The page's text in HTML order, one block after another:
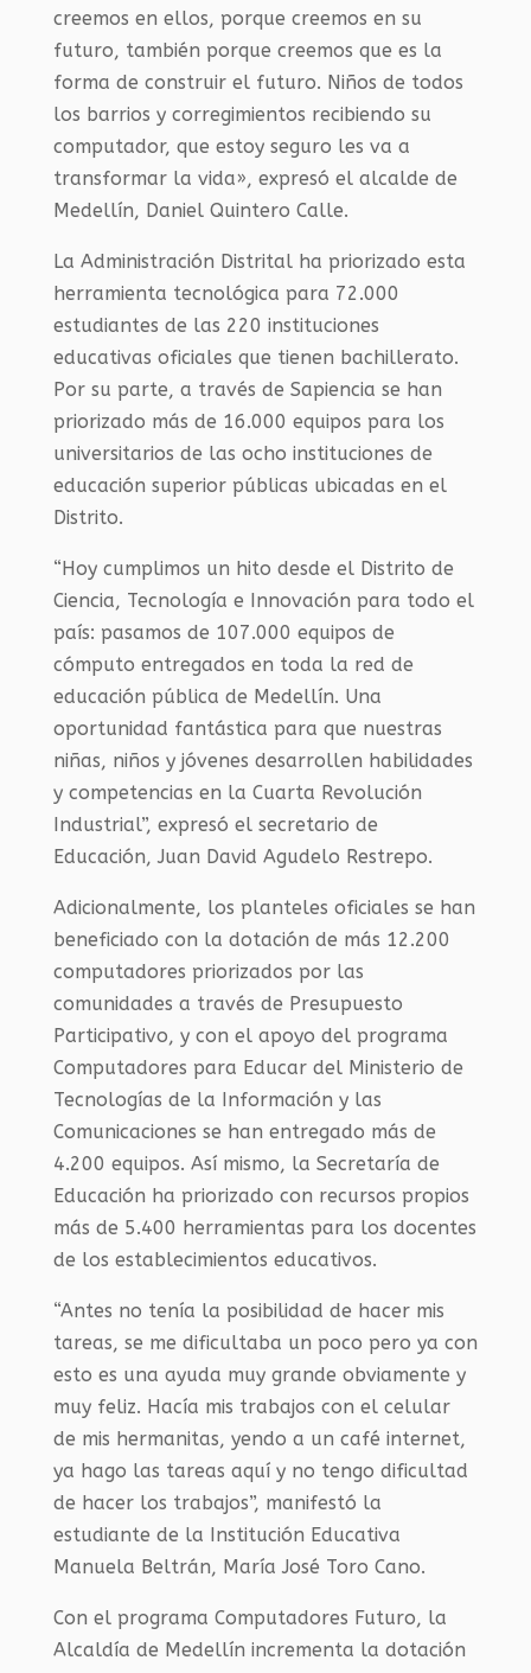
creemos en ellos, porque creemos en su
futuro, también porque creemos que es la
forma de construir el futuro. Niños de todos
los barrios y corregimientos recibiendo su
computador, que estoy seguro les va a
transformar la vida», expresó el alcalde de
Medellín, Daniel Quintero Calle.
La Administración Distrital ha priorizado esta
herramienta tecnológica para 72.000
estudiantes de las 220 instituciones
educativas oficiales que tienen bachillerato.
Por su parte, a través de Sapiencia se han
priorizado más de 16.000 equipos para los
universitarios de las ocho instituciones de
educación superior públicas ubicadas en el
Distrito.
“Hoy cumplimos un hito desde el Distrito de
Ciencia, Tecnología e Innovación para todo el
país: pasamos de 107.000 equipos de
cómputo entregados en toda la red de
educación pública de Medellín. Una
oportunidad fantástica para que nuestras
niñas, niños y jóvenes desarrollen habilidades
y competencias en la Cuarta Revolución
Industrial”, expresó el secretario de
Educación, Juan David Agudelo Restrepo.
Adicionalmente, los planteles oficiales se han
beneficiado con la dotación de más 12.200
computadores priorizados por las
comunidades a través de Presupuesto
Participativo, y con el apoyo del programa
Computadores para Educar del Ministerio de
Tecnologías de la Información y las
Comunicaciones se han entregado más de
4.200 equipos. Así mismo, la Secretaría de
Educación ha priorizado con recursos propios
más de 5.400 herramientas para los docentes
de los establecimientos educativos.
“Antes no tenía la posibilidad de hacer mis
tareas, se me dificultaba un poco pero ya con
esto es una ayuda muy grande obviamente y
muy feliz. Hacía mis trabajos con el celular
de mis hermanitas, yendo a un café internet,
ya hago las tareas aquí y no tengo dificultad
de hacer los trabajos”, manifestó la
estudiante de la Institución Educativa
Manuela Beltrán, María José Toro Cano.
Con el programa Computadores Futuro, la
Alcaldía de Medellín incrementa la dotación